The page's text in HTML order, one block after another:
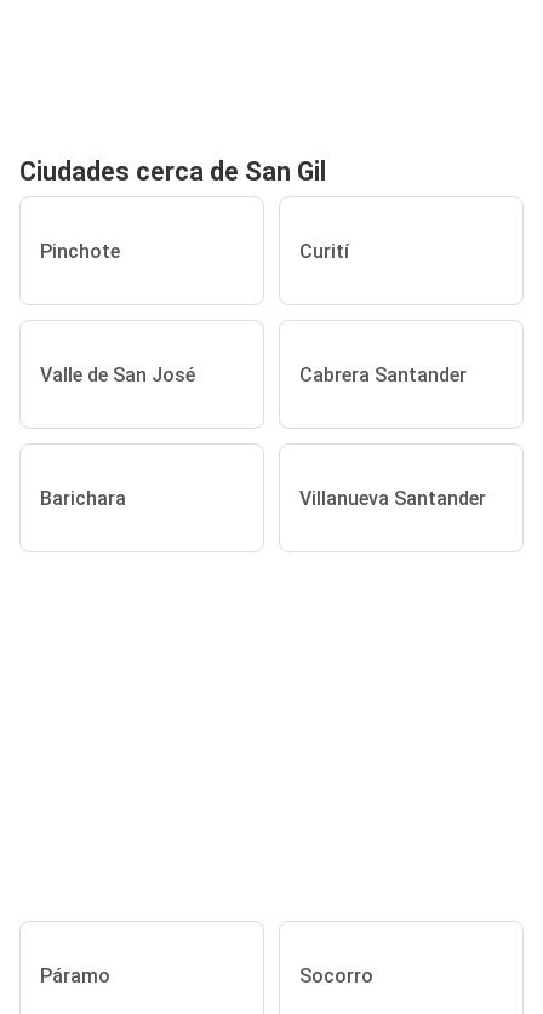
Ciudades cerca de San Gil
Pinchote Curití
Valle de San José Cabrera Santander
Barichara Villanueva Santander
Páramo Socorro